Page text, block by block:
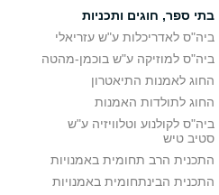
בתי ספר, חוגים ותכניות
ביה"ס לאדריכלות ע"ש עזריאלי
ביה"ס למוזיקה ע"ש בוכמן-מהטה
החוג לאמנות התיאטרון
החוג לתולדות האמנות
ביה"ס לקולנוע וטלוויזיה ע"ש
סטיב טיש
התכנית הרב תחומית באמנויות
התכנית הבינתחומית באמנויות